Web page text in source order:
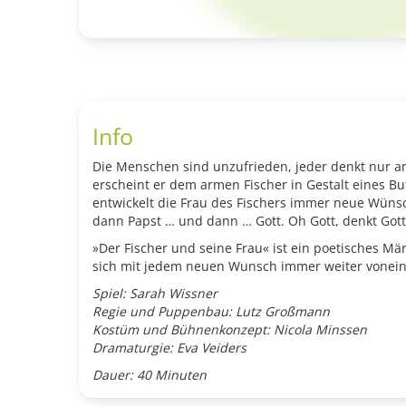
Info
Die Menschen sind unzufrieden, jeder denkt nur
erscheint er dem armen Fischer in Gestalt eines
entwickelt die Frau des Fischers immer neue
dann Papst … und dann … Gott. Oh Gott, denkt
»Der Fischer und seine Frau« ist ein poetisches
sich mit jedem neuen Wunsch immer weiter
Spiel: Sarah Wissner
Regie und Puppenbau: Lutz Großmann
Kostüm und Bühnenkonzept: Nicola Minssen
Dramaturgie: Eva Veiders
Dauer: 40 Minuten